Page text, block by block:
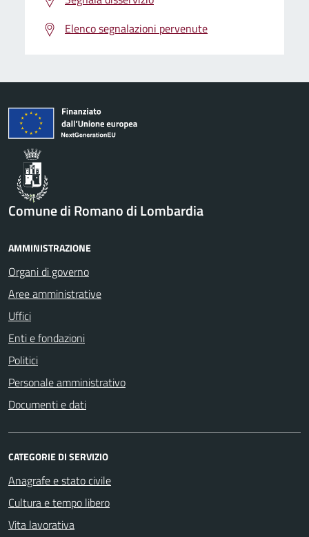
Elenco segnalazioni pervenute
Comune di Romano di Lombardia
AMMINISTRAZIONE
Organi di governo
Aree amministrative
Uffici
Enti e fondazioni
Politici
Personale amministrativo
Documenti e dati
CATEGORIE DI SERVIZIO
Anagrafe e stato civile
Cultura e tempo libero
Vita lavorativa